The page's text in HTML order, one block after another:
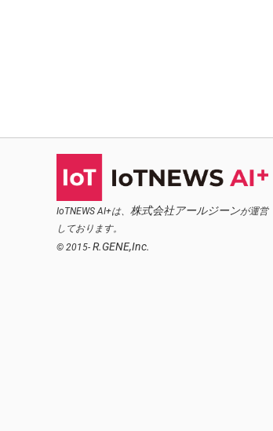
IoTNEWS AI+は、 株式会社アールジーンが運営
しております。
© 2015- R.GENE,Inc.